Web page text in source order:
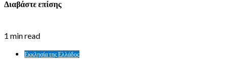
Διαβάστε επίσης
1 min read
Εκκλησία της Ελλάδος